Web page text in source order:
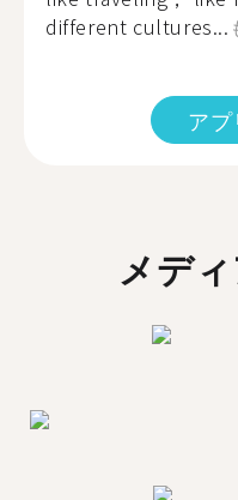
different cultures...
ア
メデ